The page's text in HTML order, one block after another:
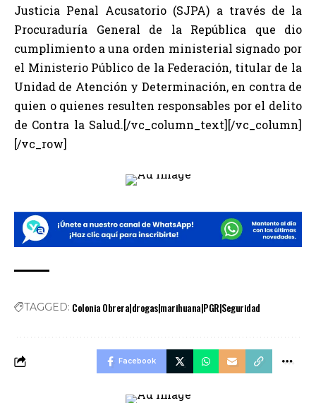
Justicia Penal Acusatorio (SJPA) a través de la
Procuraduría General de la República que dio
cumplimiento a una orden ministerial signado por
el Ministerio Público de la Federación, titular de la
Unidad de Atención y Determinación, en contra de
quien o quienes resulten responsables por el delito
de Contra la Salud.[/vc_column_text][/vc_column]
[/vc_row]
TAGGED: Colonia Obrera|drogas|marihuana|PGR|Seguridad
Facebook